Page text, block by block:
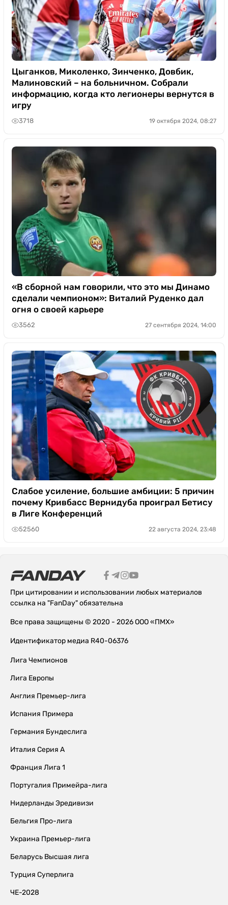
Цыганков, Миколенко, Зинченко, Довбик,
Малиновский – на больничном. Собрали
информацию, когда кто легионеры вернутся в
игру
3718 19 октября 2024, 08:27
«В сборной нам говорили, что это мы Динамо
сделали чемпионом»: Виталий Руденко дал
огня о своей карьере
3562 27 сентября 2024, 14:00
Слабое усиление, большие амбиции: 5 причин
почему Кривбасс Вернидуба проиграл Бетису
в Лиге Конференций
52560 22 августа 2024, 23:48
При цитировании и использовании любых материалов
ссылка на "FanDay" обязательна
Все права защищены © 2020 - 2026 ООО «ПМХ»
Идентификатор медиа R40-06376
Лига Чемпионов
Лига Европы
Англия Премьер-лига
Испания Примера
Германия Бундеслига
Италия Серия А
Франция Лига 1
Португалия Примейра-лига
Нидерланды Эредивизи
Бельгия Про-лига
Украина Премьер-лига
Беларусь Высшая лига
Турция Суперлига
ЧЕ-2028